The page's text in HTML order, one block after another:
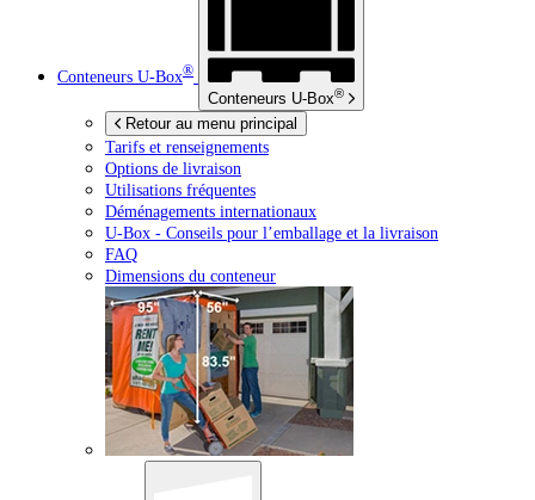
Conteneurs U-Box®
Conteneurs U-Box®
Retour au menu principal
Tarifs et renseignements
Options de livraison
Utilisations fréquentes
Déménagements internationaux
U-Box - Conseils pour l’emballage et la livraison
FAQ
Dimensions du conteneur